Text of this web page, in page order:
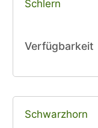
Schlern
Verfügbarkeit
Schwarzhorn